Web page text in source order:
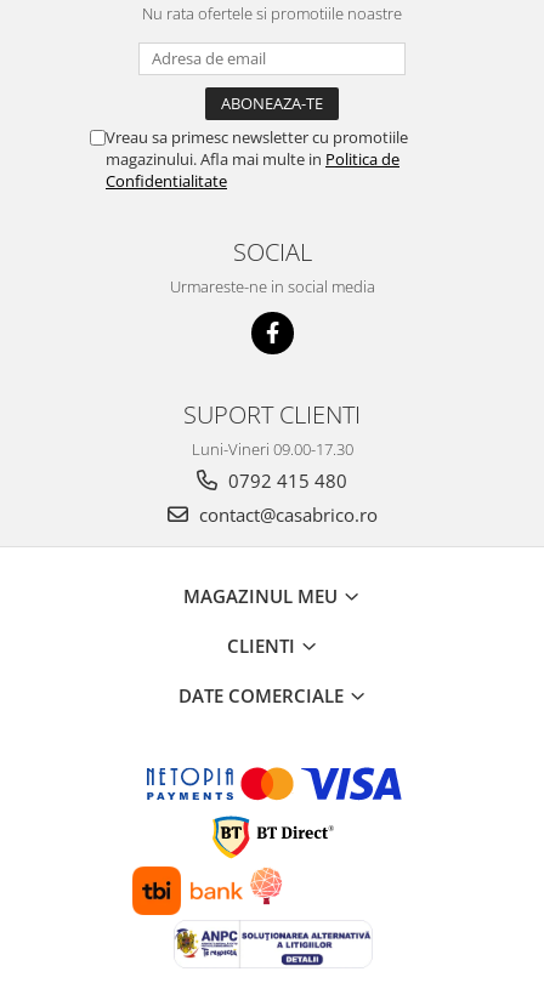
Atomizoare si pulverizatoare
Tocatoare resturi vegetale
Maturi rotative
Solarii gradina
Ciocane demolatoare
Masini de taiat si stantat
Nu rata ofertele si promotiile noastre
Vreau sa primesc newsletter cu promotiile
magazinului. Afla mai multe in Politica de
Confidentialitate
SOCIAL
Urmareste-ne in social media
SUPORT CLIENTI
Luni-Vineri 09.00-17.30
0792 415 480
contact@casabrico.ro
MAGAZINUL MEU
CLIENTI
DATE COMERCIALE